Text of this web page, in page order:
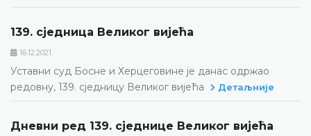
139. сједница Великог вијећа
16.12.2021.
Уставни суд Босне и Херцеговине је данас одржао
редовну, 139. сједницу Великог вијећа
Детаљније
Дневни ред 139. сједнице Великог вијећа